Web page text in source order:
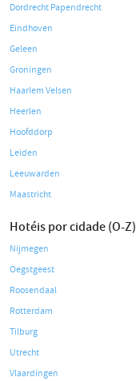
Dordrecht Papendrecht
Eindhoven
Geleen
Groningen
Haarlem Velsen
Heerlen
Hoofddorp
Leiden
Leeuwarden
Maastricht
Hotéis por cidade (O-Z)
Nijmegen
Oegstgeest
Roosendaal
Rotterdam
Tilburg
Utrecht
Vlaardingen